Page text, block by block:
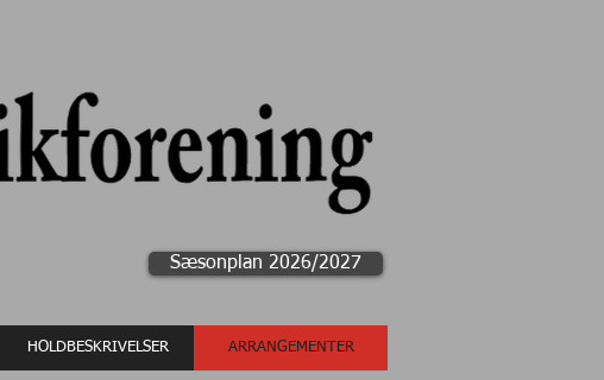
Sæsonplan 2026/2027
HOLDBESKRIVELSER ARRANGEMENTER